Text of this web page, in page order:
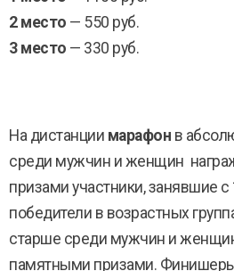
2 место — 550 руб.
3 место — 330 руб.
На дистанции марафон в
среди мужчин и женщин
призами участники, занявшие с
победители в возрастных
старше среди мужчин и
памятными призами.